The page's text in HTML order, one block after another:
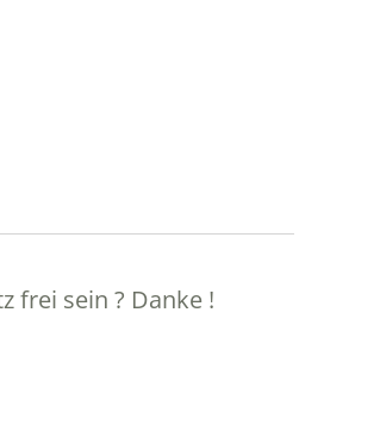
frei sein ? Danke !